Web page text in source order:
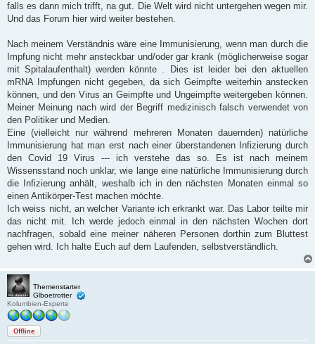
falls es dann mich trifft, na gut. Die Welt wird nicht untergehen wegen mir.
Und das Forum hier wird weiter bestehen.
Nach meinem Verständnis wäre eine Immunisierung, wenn man durch die
Impfung nicht mehr ansteckbar und/oder gar krank (möglicherweise sogar
mit Spitalaufenthalt) werden könnte . Dies ist leider bei den aktuellen
mRNA Impfungen nicht gegeben, da sich Geimpfte weiterhin anstecken
können, und den Virus an Geimpfte und Ungeimpfte weitergeben können.
Meiner Meinung nach wird der Begriff medizinisch falsch verwendet von
den Politiker und Medien.
Eine (vielleicht nur während mehreren Monaten dauernden) natürliche
Immunisierung hat man erst nach einer überstandenen Infizierung durch
den Covid 19 Virus --- ich verstehe das so. Es ist nach meinem
Wissensstand noch unklar, wie lange eine natürliche Immunisierung durch
die Infizierung anhält, weshalb ich in den nächsten Monaten einmal so
einen Antikörper-Test machen möchte.
Ich weiss nicht, an welcher Variante ich erkrankt war. Das Labor teilte mir
das nicht mit. Ich werde jedoch einmal in den nächsten Wochen dort
nachfragen, sobald eine meiner näheren Personen dorthin zum Bluttest
gehen wird. Ich halte Euch auf dem Laufenden, selbstverständlich.
Themenstarter
Glboetrotter
Kolumbien-Experte
Offline